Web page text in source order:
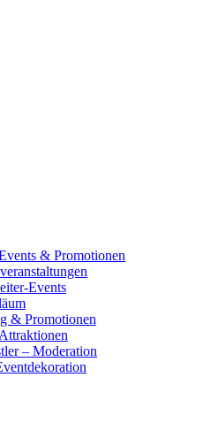
& Promotionen
Events
& Promotionen
– Moderation